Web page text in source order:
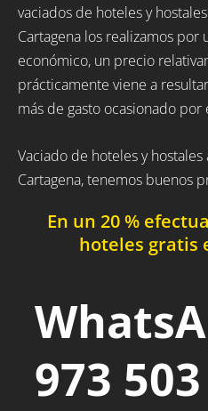
vaciados de hoteles y
Cartagena los realizamos
económico, un precio
prácticamente viene a
más de gasto ocasionado por
Vaciado de hoteles y
Cartagena, tenemos buenos
En un 20 %
hoteles gratis
973